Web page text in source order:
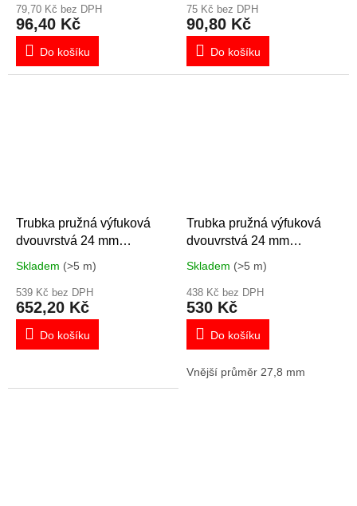
79,70 Kč bez DPH
96,40 Kč
Do košíku
75 Kč bez DPH
90,80 Kč
Do košíku
Trubka pružná výfuková
dvouvrstvá 24 mm
1321523 1321522
Skladem (>5 m)
539 Kč bez DPH
652,20 Kč
Do košíku
Trubka pružná výfuková
dvouvrstvá 24 mm
1321523 1321522
Skladem (>5 m)
438 Kč bez DPH
530 Kč
Do košíku
Vnější průměr 27,8 mm